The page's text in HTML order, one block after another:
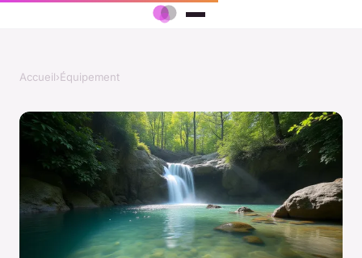
Accueil›Équipement